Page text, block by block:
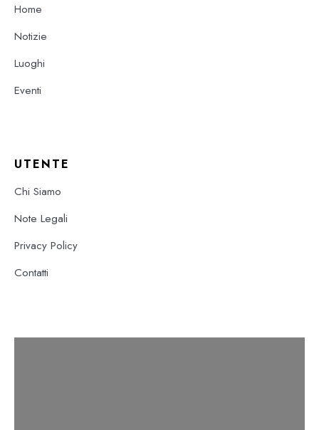
Home
Notizie
Luoghi
Eventi
UTENTE
Chi Siamo
Note Legali
Privacy Policy
Contatti